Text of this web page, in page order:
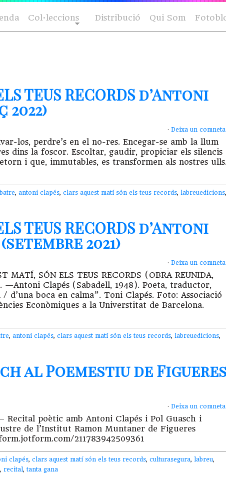
Col·leccions Distribució Qui Som
TEUS RECORDS d’Antoni
· Deixa un
los, perdre’s en el no-res. Encegar-se amb la llum
dins la foscor. Escoltar, gaudir, propiciar els silencis
i que, immutables, es transformen als nostres ulls.
, antoni clapés, clars aquest matí són els teus records, labreuedicions,
TEUS RECORDS d’Antoni
2021)
· Deixa un
MATÍ, SÓN ELS TEUS RECORDS (OBRA REUNIDA,
—Antoni Clapés (Sabadell, 1948). Poeta, traductor,
boca en calma”. Toni Clapés. Foto: Associació
Econòmiques a la Universtitat de Barcelona.
, antoni clapés, clars aquest matí són els teus records, labreuedicions,
al Poemestiu de
· Deixa un
Recital poètic amb Antoni Clapés i Pol Guasch i
de l’Institut Ramon Muntaner de Figueres
211783942509361
clapés, clars aquest matí són els teus records, culturasegura, labreu,
, recital, tanta gana